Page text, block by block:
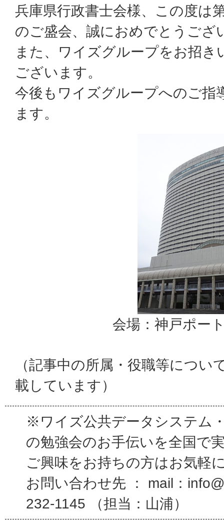
兵庫県行政書士会様、この度は
のご盛会、誠におめでとうござ
また、ワイズグループをお招
ございます。
今後もワイズグループへのご指
ます。
会場：神戸ポー
（記事中の所属・役職等につい
載しています）
※ワイズ公共データシステム
の勉強会のお手伝いを全国で
ご興味をお持ちの方はお気軽
お問い合わせ先 ： mail：
232-1145 （担当：山浦）